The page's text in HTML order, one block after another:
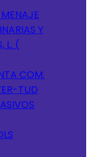
Y
L. (
COM.
TUD